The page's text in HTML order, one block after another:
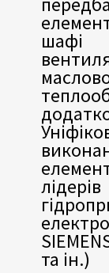
шафі
та ін.)